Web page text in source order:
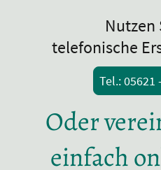
Nutzen
telefonische
Tel.: 05621
Oder
einfach